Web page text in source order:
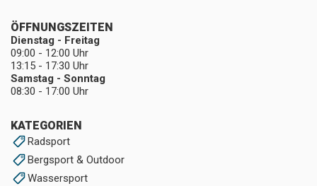
KATEGORIEN
Radsport
Bergsport & Outdoor
Wassersport
ÖFFNUNGSZEITEN
Dienstag - Freitag
09:00 - 12:00 Uhr
13:15 - 17:30 Uhr
Samstag - Sonntag
08:30 - 17:00 Uhr